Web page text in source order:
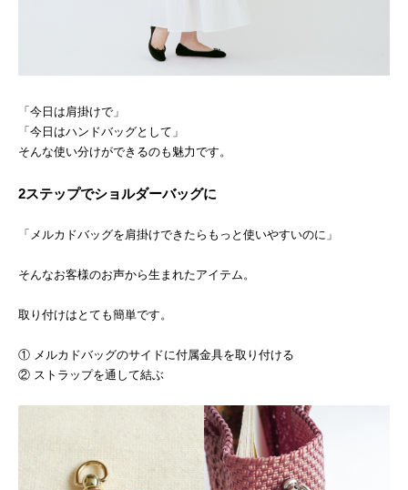
「今日は肩掛けで」
「今日はハンドバッグとして」
そんな使い分けができるのも魅力です。
2ステップでショルダーバッグに
「メルカドバッグを肩掛けできたらもっと使いやすいのに」
そんなお客様のお声から生まれたアイテム。
取り付けはとても簡単です。
① メルカドバッグのサイドに付属金具を取り付ける
② ストラップを通して結ぶ